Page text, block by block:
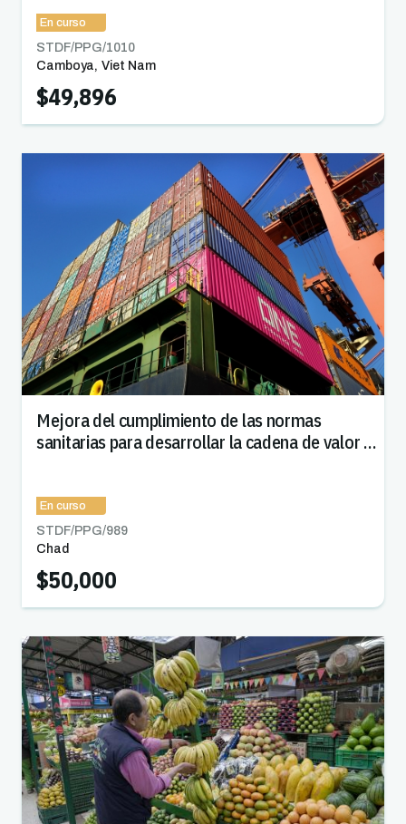
En curso
STDF/PPG/1010
Camboya, Viet Nam
$49,896
Mejora del cumplimiento de las normas
sanitarias para desarrollar la cadena de valor de
En curso
STDF/PPG/989
Chad
$50,000